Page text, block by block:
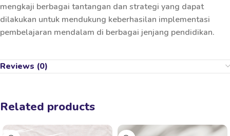
mengkaji berbagai tantangan dan strategi yang dapat
dilakukan untuk mendukung keberhasilan implementasi
pembelajaran mendalam di berbagai jenjang pendidikan.
Reviews (0)
Related products